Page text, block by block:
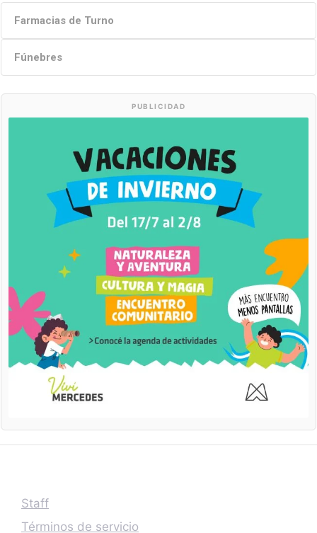
Farmacias de Turno
Fúnebres
PUBLICIDAD
Staff
Términos de servicio